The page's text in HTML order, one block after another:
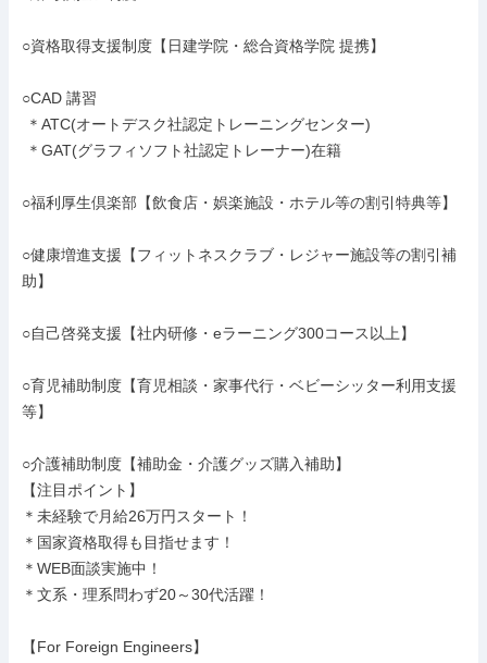
○資格取得支援制度【日建学院・総合資格学院 提携】
○CAD 講習
○福利厚生倶楽部【飲食店・娯楽施設・ホテル等の割引特典等】
○健康増進支援【フィットネスクラブ・レジャー施設等の割引補
助】
○自己啓発支援【社内研修・eラーニング300コース以上】
○育児補助制度【育児相談・家事代行・ベビーシッター利用支援
等】
○介護補助制度【補助金・介護グッズ購入補助】
【注目ポイント】
＊未経験で月給26万円スタート！
＊国家資格取得も目指せます！
＊WEB面談実施中！
＊文系・理系問わず20～30代活躍！
【For Foreign Engineers】